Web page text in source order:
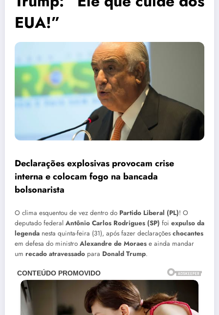
EUA!”
Declarações explosivas provocam crise
interna e colocam fogo na bancada
bolsonarista
O clima esquentou de vez dentro do Partido Liberal (PL)! O
deputado federal Antônio Carlos Rodrigues (SP) foi expulso da
legenda nesta quinta-feira (31), após fazer declarações chocantes
em defesa do ministro Alexandre de Moraes e ainda mandar
um recado atravessado para Donald Trump.